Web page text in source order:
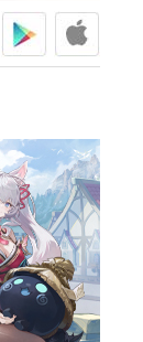
구글플 애플스